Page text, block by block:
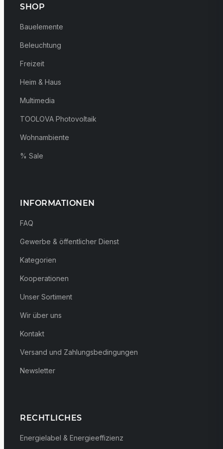
SHOP
Bauelemente
Beleuchtung
Freizeit
Heim & Haus
Multimedia
TOOLOVA Photovoltaik
Wohnambiente
% Sale
INFORMATIONEN
FAQ
Gewerbe & öffentlicher Dienst
Kategorien
Kooperationen
Unser Sortiment
Wir über uns
Kontakt
Versand und Zahlungsbedingungen
Newsletter
RECHTLICHES
Energielabel & Energieeffizienz